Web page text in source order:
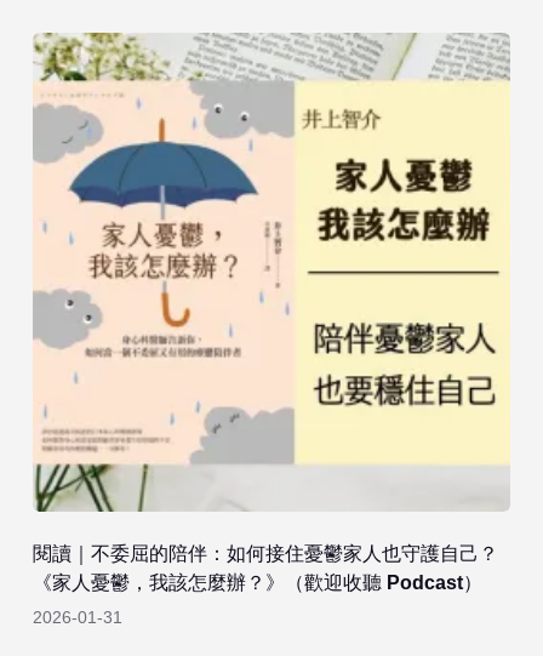
閱讀｜不委屈的陪伴：如何接住憂鬱家人也守護自己？
《家人憂鬱，我該怎麼辦？》（歡迎收聽 Podcast）
2026-01-31